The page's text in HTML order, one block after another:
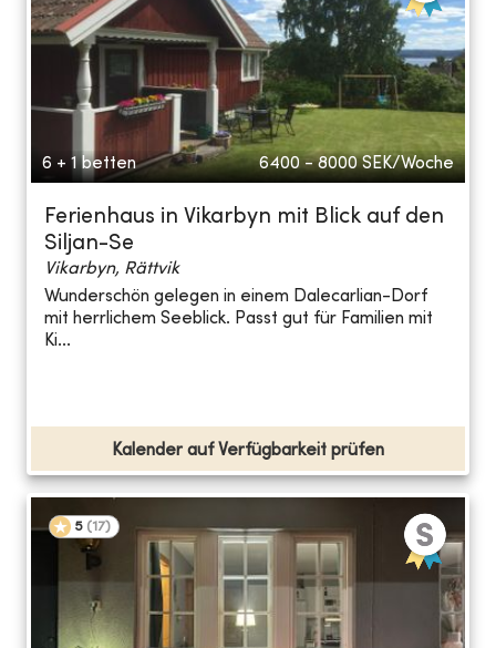
6 + 1 betten 6400 - 8000 SEK/Woche
Ferienhaus in Vikarbyn mit Blick auf den
Siljan-Se
Vikarbyn, Rättvik
Wunderschön gelegen in einem Dalecarlian-Dorf
mit herrlichem Seeblick. Passt gut für Familien mit
Ki...
Kalender auf Verfügbarkeit prüfen
5 (17)